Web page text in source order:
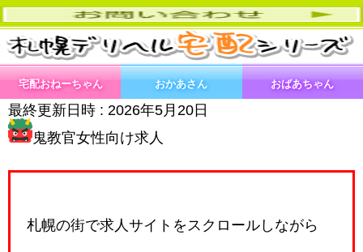
宅配おねーちゃん おかあさん おばあちゃん
最終更新日時 : 2026年5月20日
鬼教官女性向け求人
札幌の街で求人サイトをスクロールしながら